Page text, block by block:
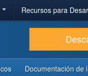
Recursos para
Documentación de